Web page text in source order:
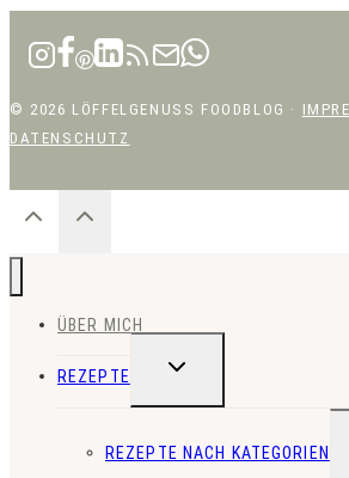
© 2026 LÖFFELGENUSS FOODBLOG ·
DATENSCHUTZ
ÜBER MICH
REZEPTE
UNTERMENÜ
REZEPTE NACH KATEGORIEN